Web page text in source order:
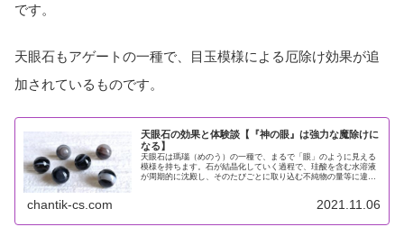
です。
天眼石もアゲートの一種で、目玉模様による厄除け効果が追
加されているものです。
天眼石の効果と体験談【『神の眼』は強力な魔除けに
なる】
天眼石は瑪瑙（めのう）の一種で、まるで「眼」のように見える
模様を持ちます。石が結晶化していく過程で、珪酸を含む水溶液
が周期的に沈殿し、そのたびごとに取り込む不純物の量等に違い
chantik-cs.com 2021.11.06